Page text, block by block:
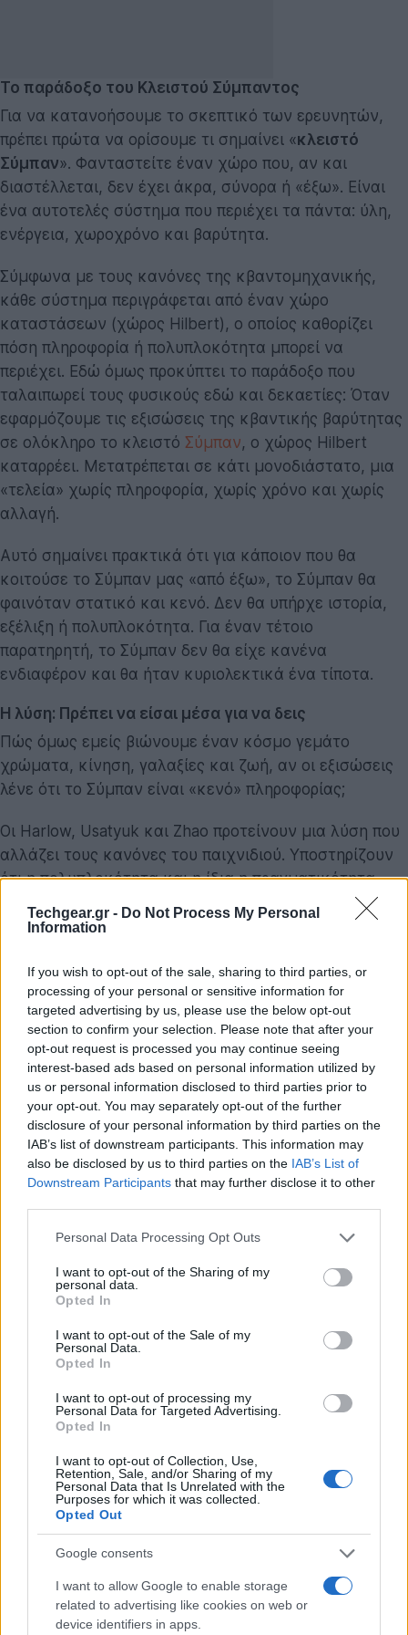
Techgear.gr - Do Not Process My Personal
Information
If you wish to opt-out of the sale, sharing to third parties, or
processing of your personal or sensitive information for
targeted advertising by us, please use the below opt-out
section to confirm your selection. Please note that after your
opt-out request is processed you may continue seeing
interest-based ads based on personal information utilized by
us or personal information disclosed to third parties prior to
your opt-out. You may separately opt-out of the further
disclosure of your personal information by third parties on the
IAB’s list of downstream participants. This information may
also be disclosed by us to third parties on the IAB’s List of
Downstream Participants that may further disclose it to other
Please note that this website/app uses one or more Google
not limited to your visit or usage behaviour. You may click to
grant or deny consent to Google and its third-party tags to
use your data for below specified purposes in below Google
consent section.
Personal Data Processing Opt Outs
I want to opt-out of the Sharing of my
personal data.
Opted In
I want to opt-out of the Sale of my
Personal Data.
Opted In
I want to opt-out of processing my
Personal Data for Targeted Advertising.
Opted In
I want to opt-out of Collection, Use,
Retention, Sale, and/or Sharing of my
Personal Data that Is Unrelated with the
Purposes for which it was collected.
Opted Out
Google consents
I want to allow Google to enable storage
related to advertising like cookies on web or
device identifiers in apps.
Το παράδοξο του Κλειστού Σύμπαντος
Για να κατανοήσουμε το σκεπτικό των ερευνητών,
πρέπει πρώτα να ορίσουμε τι σημαίνει «κλειστό
Σύμπαν». Φανταστείτε έναν χώρο που, αν και
διαστέλλεται, δεν έχει άκρα, σύνορα ή «έξω». Είναι
ένα αυτοτελές σύστημα που περιέχει τα πάντα: ύλη,
ενέργεια, χωροχρόνο και βαρύτητα.
Σύμφωνα με τους κανόνες της κβαντομηχανικής,
κάθε σύστημα περιγράφεται από έναν χώρο
καταστάσεων (χώρος Hilbert), ο οποίος καθορίζει
πόση πληροφορία ή πολυπλοκότητα μπορεί να
περιέχει. Εδώ όμως προκύπτει το παράδοξο που
ταλαιπωρεί τους φυσικούς εδώ και δεκαετίες: Όταν
εφαρμόζουμε τις εξισώσεις της κβαντικής βαρύτητας
σε ολόκληρο το κλειστό Σύμπαν, ο χώρος Hilbert
καταρρέει. Μετατρέπεται σε κάτι μονοδιάστατο, μια
«τελεία» χωρίς πληροφορία, χωρίς χρόνο και χωρίς
αλλαγή.
Αυτό σημαίνει πρακτικά ότι για κάποιον που θα
κοιτούσε το Σύμπαν μας «από έξω», το Σύμπαν θα
φαινόταν στατικό και κενό. Δεν θα υπήρχε ιστορία,
εξέλιξη ή πολυπλοκότητα. Για έναν τέτοιο
παρατηρητή, το Σύμπαν δεν θα είχε κανένα
ενδιαφέρον και θα ήταν κυριολεκτικά ένα τίποτα.
Η λύση: Πρέπει να είσαι μέσα για να δεις
Πώς όμως εμείς βιώνουμε έναν κόσμο γεμάτο
χρώματα, κίνηση, γαλαξίες και ζωή, αν οι εξισώσεις
λένε ότι το Σύμπαν είναι «κενό» πληροφορίας;
Οι Harlow, Usatyuk και Zhao προτείνουν μια λύση που
αλλάζει τους κανόνες του παιχνιδιού. Υποστηρίζουν
ότι η πολυπλοκότητα και η ίδια η πραγματικότητα
αναδύονται μόνο όταν ο παρατηρητής αποτελεί μέρος
του συστήματος.
Δεν μπορείς να παρατηρήσεις το
Σε ένα κλειστό Σύμπαν, δεν υπάρχει χώρος για
έναν παρατηρητή που στέκεται απ’ έξω και κοιτάζει
μέσα», εξηγούν οι ερευνητές. Η πράξη της
παρατήρησης απαιτεί αλληλεπίδραση, και σε ένα
σύστημα που περιέχει τα πάντα, ο παρατηρητής
πρέπει αναγκαστικά να βρίσκεται εντός των ορίων
του.
Αυτό το συμπέρασμα οδηγεί σε μια συναρπαστική
εκτός του κόσμου ) δεν μπορεί να υπάρξει, όχι επειδή
το απαγορεύει κάποιο δόγμα, αλλά επειδή τα
μαθηματικά του Σύμπαντος δεν αφήνουν «χώρο» για
Διαβάστε επίσης